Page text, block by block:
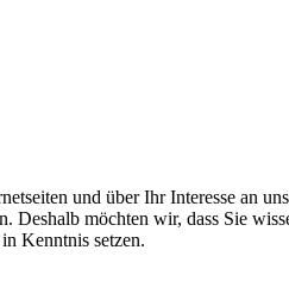
und über Ihr Interesse an
Deshalb möchten wir, dass Sie
Kenntnis setzen.